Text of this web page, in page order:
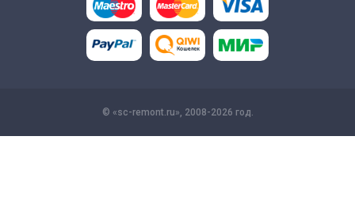
© «sc-remont.ru», 2008-2026 год.